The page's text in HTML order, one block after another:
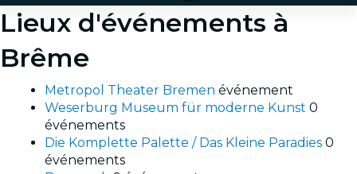
Lieux d'événements à
Brême
Metropol Theater Bremen événement
Weserburg Museum für moderne Kunst 0
événements
Die Komplette Palette / Das Kleine Paradies 0
événements